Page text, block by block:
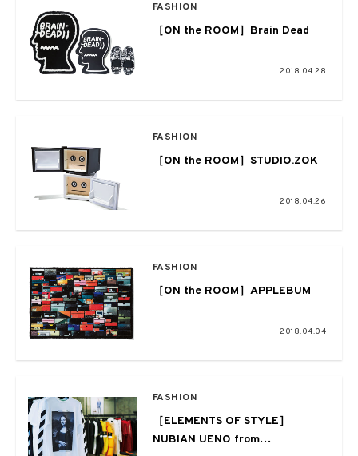
FASHION
［ON the ROOM］Brain Dead
2018.04.28
FASHION
［ON the ROOM］STUDIO.ZOK
2018.04.26
FASHION
［ON the ROOM］APPLEBUM
2018.04.04
FASHION
［ELEMENTS OF STYLE］
NUBIAN UENO from